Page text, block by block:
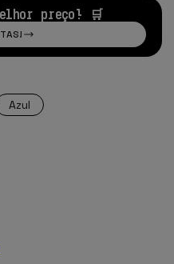
preço! 🛒
Azul